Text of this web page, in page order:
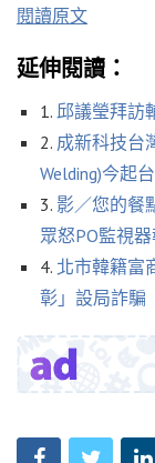
閱讀原文
延伸閱讀：
1. 邱議瑩拜訪
2. 成新科技台
Welding)今起
3. 影／您的餐
眾怒PO監視
4. 北市韓籍富
彰」設局詐騙